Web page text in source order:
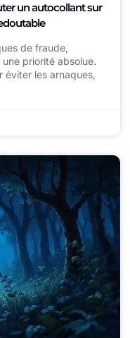
un autocollant sur
de fraude,
priorité absolue.
éviter les arnaques,